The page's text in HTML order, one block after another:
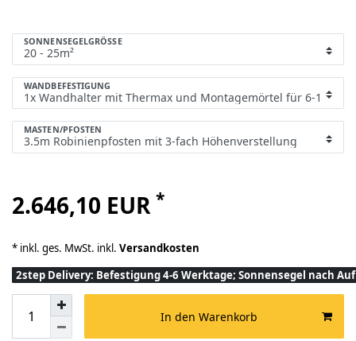
SONNENSEGELGRÖSSE
WANDBEFESTIGUNG
MASTEN/PFOSTEN
2.646,10 EUR *
* inkl. ges. MwSt. inkl. Versandkosten
2step Delivery: Befestigung 4-6 Werktage; Sonnensegel nach
In den Warenkorb